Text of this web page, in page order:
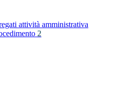
attività amministrativa
2